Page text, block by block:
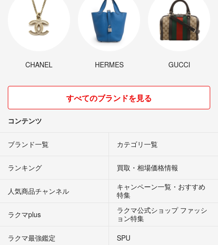
CHANEL HERMES GUCCI
すべてのブランドを見る
コンテンツ
ブランド一覧 カテゴリ一覧
ランキング 買取・相場価格情報
人気商品チャンネル
キャンペーン一覧・おすすめ
特集
ラクマplus
ラクマ公式ショップ ファッシ
ョン特集
ラクマ最強鑑定
SPU